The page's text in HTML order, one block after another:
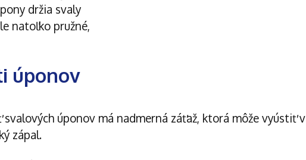
držia svaly
natoľko pružné,
úponov
úponov má nadmerná záťaž, ktorá môže vyústiť v
zápal.